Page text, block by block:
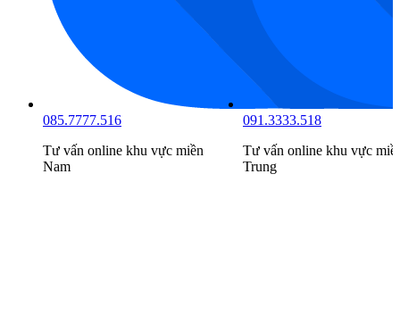
085.7777.516
Tư vấn online khu vực miền
Nam
091.3333.518
Tư vấn online khu vực
Trung